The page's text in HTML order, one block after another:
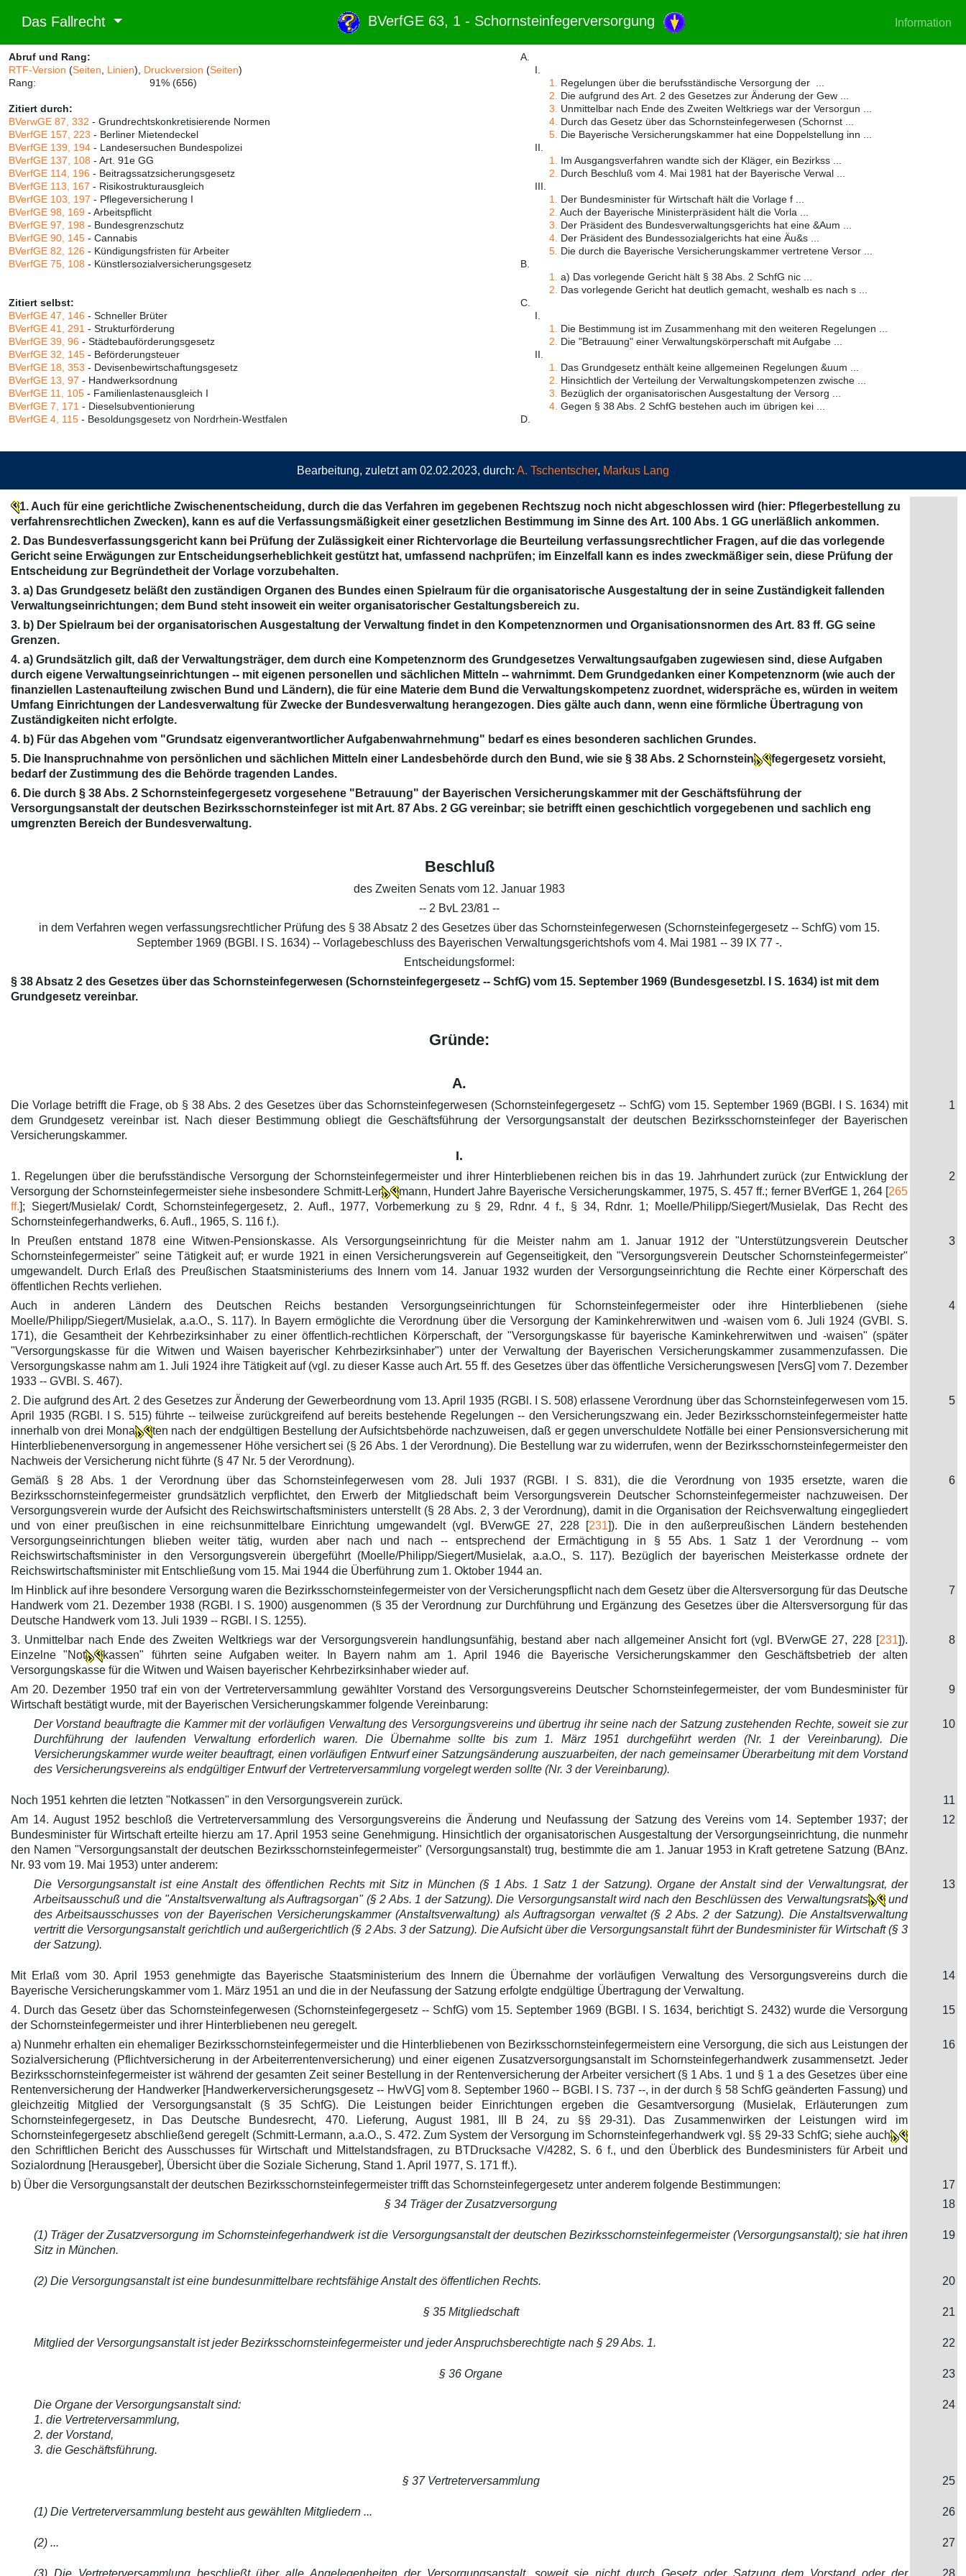
Das Fallrecht BVerfGE 63, 1 - Schornsteinfegerversorgung Information
Abruf und Rang:
RTF-Version (Seiten Linien), Druckversion (Seiten)
Rang:
91% (656)
Zitiert durch:
BVerwGE 87, 332 - Grundrechtskonkretisierende Normen
BVerfGE 157, 223 - Berliner Mietendeckel
BVerfGE 139, 194 - Landesersuchen Bundespolizei
BVerfGE 137, 108 - Art. 91e GG
BVerfGE 114, 196 - Beitragssatzsicherungsgesetz
BVerfGE 113, 167 - Risikostrukturausgleich
BVerfGE 103, 197 - Pflegeversicherung I
BVerfGE 98, 169 - Arbeitspflicht
BVerfGE 97, 198 - Bundesgrenzschutz
BVerfGE 90, 145 - Cannabis
BVerfGE 82, 126 - Kündigungsfristen für Arbeiter
BVerfGE 75, 108 - Künstlersozialversicherungsgesetz
Zitiert selbst:
BVerfGE 47, 146 - Schneller Brüter
BVerfGE 41, 291 - Strukturförderung
BVerfGE 39, 96 - Städtebauförderungsgesetz
BVerfGE 32, 145 - Beförderungsteuer
BVerfGE 18, 353 - Devisenbewirtschaftungsgesetz
BVerfGE 13, 97 - Handwerksordnung
BVerfGE 11, 105 - Familienlastenausgleich I
BVerfGE 7, 171 - Dieselsubventionierung
BVerfGE 4, 115 - Besoldungsgesetz von Nordrhein-Westfalen
A.
I.
1.
Regelungen über die berufsständische Versorgung der ...
2.
Die aufgrund des Art. 2 des Gesetzes zur Änderung der Gew ...
3.
Unmittelbar nach Ende des Zweiten Weltkriegs war der Versorgun ...
4. Durch das Gesetz über das Schornsteinfegerwesen (Schornst ...
5. Die Bayerische Versicherungskammer hat eine Doppelstellung inn ...
II.
1.
Im Ausgangsverfahren wandte sich der Kläger, ein Bezirkss ...
2.
Durch Beschluß vom 4. Mai 1981 hat der Bayerische Verwal ...
III.
1.
Der Bundesminister für Wirtschaft hält die Vorlage f ...
2. Auch der Bayerische Ministerpräsident hält die Vorla ...
3.
Der Präsident des Bundesverwaltungsgerichts hat eine &Aum ...
4. Der Präsident des Bundessozialgerichts hat eine Äu&s ...
5. Die durch die Bayerische Versicherungskammer vertretene Versor ...
B.
1.
a) Das vorlegende Gericht hält § 38 Abs. 2 SchfG nic ...
2.
Das vorlegende Gericht hat deutlich gemacht, weshalb es nach s ...
C.
I.
1.
Die Bestimmung ist im Zusammenhang mit den weiteren Regelungen ...
2.
Die "Betrauung" einer Verwaltungskörperschaft mit Aufgabe ...
II.
1.
Das Grundgesetz enthält keine allgemeinen Regelungen &uum ...
2.
Hinsichtlich der Verteilung der Verwaltungskompetenzen zwische ...
3.
Bezüglich der organisatorischen Ausgestaltung der Versorg ...
4. Gegen § 38 Abs. 2 SchfG bestehen auch im übrigen kei ...
D.
Bearbeitung, zuletzt am 02.02.2023, durch: A. Tschentscher, Markus Lang
1. Auch für eine gerichtliche Zwischenentscheidung, durch die das Verfahren im gegebenen Rechtszug noch nicht abgeschlossen wird (hier: Pflegerbestellung zu
verfahrensrechtlichen Zwecken), kann es auf die Verfassungsmäßigkeit einer gesetzlichen Bestimmung im Sinne des Art. 100 Abs. 1 GG unerläßlich ankommen.
2. Das Bundesverfassungsgericht kann bei Prüfung der Zulässigkeit einer Richtervorlage die Beurteilung verfassungsrechtlicher Fragen, auf die das vorlegende
Gericht seine Erwägungen zur Entscheidungserheblichkeit gestützt hat, umfassend nachprüfen; im Einzelfall kann es indes zweckmäßiger sein, diese Prüfung der
Entscheidung zur Begründetheit der Vorlage vorzubehalten.
3. a) Das Grundgesetz beläßt den zuständigen Organen des Bundes einen Spielraum für die organisatorische Ausgestaltung der in seine Zuständigkeit fallenden
Verwaltungseinrichtungen; dem Bund steht insoweit ein weiter organisatorischer Gestaltungsbereich zu.
3. b) Der Spielraum bei der organisatorischen Ausgestaltung der Verwaltung findet in den Kompetenznormen und Organisationsnormen des Art. 83 ff. GG seine
Grenzen.
4. a) Grundsätzlich gilt, daß der Verwaltungsträger, dem durch eine Kompetenznorm des Grundgesetzes Verwaltungsaufgaben zugewiesen sind, diese Aufgaben
durch eigene Verwaltungseinrichtungen -- mit eigenen personellen und sächlichen Mitteln -- wahrnimmt. Dem Grundgedanken einer Kompetenznorm (wie auch der
finanziellen Lastenaufteilung zwischen Bund und Ländern), die für eine Materie dem Bund die Verwaltungskompetenz zuordnet, widerspräche es, würden in weitem
Umfang Einrichtungen der Landesverwaltung für Zwecke der Bundesverwaltung herangezogen. Dies gälte auch dann, wenn eine förmliche Übertragung von
Zuständigkeiten nicht erfolgte.
4. b) Für das Abgehen vom "Grundsatz eigenverantwortlicher Aufgabenwahrnehmung" bedarf es eines besonderen sachlichen Grundes.
5. Die Inanspruchnahme von persönlichen und sächlichen Mitteln einer Landesbehörde durch den Bund, wie sie § 38 Abs. 2 Schornstein
fegergesetz vorsieht,
bedarf der Zustimmung des die Behörde tragenden Landes.
6. Die durch § 38 Abs. 2 Schornsteinfegergesetz vorgesehene "Betrauung" der Bayerischen Versicherungskammer mit der Geschäftsführung der
Versorgungsanstalt der deutschen Bezirksschornsteinfeger ist mit Art. 87 Abs. 2 GG vereinbar; sie betrifft einen geschichtlich vorgegebenen und sachlich eng
umgrenzten Bereich der Bundesverwaltung.
Beschluß
des Zweiten Senats vom 12. Januar 1983
-- 2 BvL 23/81 --
in dem Verfahren wegen verfassungsrechtlicher Prüfung des § 38 Absatz 2 des Gesetzes über das Schornsteinfegerwesen (Schornsteinfegergesetz -- SchfG) vom 15.
September 1969 (BGBl. I S. 1634) -- Vorlagebeschluss des Bayerischen Verwaltungsgerichtshofs vom 4. Mai 1981 -- 39 IX 77 -.
Entscheidungsformel:
§ 38 Absatz 2 des Gesetzes über das Schornsteinfegerwesen (Schornsteinfegergesetz -- SchfG) vom 15. September 1969 (Bundesgesetzbl. I S. 1634) ist mit dem
Grundgesetz vereinbar.
Gründe:
A.
Die Vorlage betrifft die Frage, ob § 38 Abs. 2 des Gesetzes über das Schornsteinfegerwesen (Schornsteinfegergesetz -- SchfG) vom 15. September 1969 (BGBl. I S. 1634) mit
dem Grundgesetz vereinbar ist. Nach dieser Bestimmung obliegt die Geschäftsführung der Versorgungsanstalt der deutschen Bezirksschornsteinfeger der Bayerischen
Versicherungskammer.
1
I.
1. Regelungen über die berufsständische Versorgung der Schornsteinfegermeister und ihrer Hinterbliebenen reichen bis in das 19. Jahrhundert zurück (zur Entwicklung der
Versorgung der Schornsteinfegermeister siehe insbesondere Schmitt-Ler
mann, Hundert Jahre Bayerische Versicherungskammer, 1975, S. 457 ff.; ferner BVerfGE 1, 264 [265
ff.]; Siegert/Musielak/ Cordt, Schornsteinfegergesetz, 2. Aufl., 1977, Vorbemerkung zu § 29, Rdnr. 4 f., § 34, Rdnr. 1; Moelle/Philipp/Siegert/Musielak, Das Recht des
Schornsteinfegerhandwerks, 6. Aufl., 1965, S. 116 f.).
2
In Preußen entstand 1878 eine Witwen-Pensionskasse. Als Versorgungseinrichtung für die Meister nahm am 1. Januar 1912 der "Unterstützungsverein Deutscher
Schornsteinfegermeister" seine Tätigkeit auf; er wurde 1921 in einen Versicherungsverein auf Gegenseitigkeit, den "Versorgungsverein Deutscher Schornsteinfegermeister"
umgewandelt. Durch Erlaß des Preußischen Staatsministeriums des Innern vom 14. Januar 1932 wurden der Versorgungseinrichtung die Rechte einer Körperschaft des
öffentlichen Rechts verliehen.
3
Auch in anderen Ländern des Deutschen Reichs bestanden Versorgungseinrichtungen für Schornsteinfegermeister oder ihre Hinterbliebenen (siehe
Moelle/Philipp/Siegert/Musielak, a.a.O., S. 117). In Bayern ermöglichte die Verordnung über die Versorgung der Kaminkehrerwitwen und -waisen vom 6. Juli 1924 (GVBl. S.
171), die Gesamtheit der Kehrbezirksinhaber zu einer öffentlich-rechtlichen Körperschaft, der "Versorgungskasse für bayerische Kaminkehrerwitwen und -waisen" (später
"Versorgungskasse für die Witwen und Waisen bayerischer Kehrbezirksinhaber") unter der Verwaltung der Bayerischen Versicherungskammer zusammenzufassen. Die
Versorgungskasse nahm am 1. Juli 1924 ihre Tätigkeit auf (vgl. zu dieser Kasse auch Art. 55 ff. des Gesetzes über das öffentliche Versicherungswesen [VersG] vom 7. Dezember
1933 -- GVBl. S. 467).
4
2. Die aufgrund des Art. 2 des Gesetzes zur Änderung der Gewerbeordnung vom 13. April 1935 (RGBl. I S. 508) erlassene Verordnung über das Schornsteinfegerwesen vom 15.
April 1935 (RGBl. I S. 515) führte -- teilweise zurückgreifend auf bereits bestehende Regelungen -- den Versicherungszwang ein. Jeder Bezirksschornsteinfegermeister hatte
innerhalb von drei Mona
ten nach der endgültigen Bestellung der Aufsichtsbehörde nachzuweisen, daß er gegen unverschuldete Notfälle bei einer Pensionsversicherung mit
Hinterbliebenenversorgung in angemessener Höhe versichert sei (§ 26 Abs. 1 der Verordnung). Die Bestellung war zu widerrufen, wenn der Bezirksschornsteinfegermeister den
Nachweis der Versicherung nicht führte (§ 47 Nr. 5 der Verordnung).
5
Gemäß § 28 Abs. 1 der Verordnung über das Schornsteinfegerwesen vom 28. Juli 1937 (RGBl. I S. 831), die die Verordnung von 1935 ersetzte, waren die
Bezirksschornsteinfegermeister grundsätzlich verpflichtet, den Erwerb der Mitgliedschaft beim Versorgungsverein Deutscher Schornsteinfegermeister nachzuweisen. Der
Versorgungsverein wurde der Aufsicht des Reichswirtschaftsministers unterstellt (§ 28 Abs. 2, 3 der Verordnung), damit in die Organisation der Reichsverwaltung eingegliedert
und von einer preußischen in eine reichsunmittelbare Einrichtung umgewandelt (vgl. BVerwGE 27, 228 [231]). Die in den außerpreußischen Ländern bestehenden
Versorgungseinrichtungen blieben weiter tätig, wurden aber nach und nach -- entsprechend der Ermächtigung in § 55 Abs. 1 Satz 1 der Verordnung -- vom
Reichswirtschaftsminister in den Versorgungsverein übergeführt (Moelle/Philipp/Siegert/Musielak, a.a.O., S. 117). Bezüglich der bayerischen Meisterkasse ordnete der
Reichswirtschaftsminister mit Entschließung vom 15. Mai 1944 die Überführung zum 1. Oktober 1944 an.
6
Im Hinblick auf ihre besondere Versorgung waren die Bezirksschornsteinfegermeister von der Versicherungspflicht nach dem Gesetz über die Altersversorgung für das Deutsche
Handwerk vom 21. Dezember 1938 (RGBl. I S. 1900) ausgenommen (§ 35 der Verordnung zur Durchführung und Ergänzung des Gesetzes über die Altersversorgung für das
Deutsche Handwerk vom 13. Juli 1939 -- RGBl. I S. 1255).
7
3. Unmittelbar nach Ende des Zweiten Weltkriegs war der Versorgungsverein handlungsunfähig, bestand aber nach allgemeiner Ansicht fort (vgl. BVerwGE 27, 228 [231]).
Einzelne "Not
kassen" führten seine Aufgaben weiter. In Bayern nahm am 1. April 1946 die Bayerische Versicherungskammer den Geschäftsbetrieb der alten
Versorgungskasse für die Witwen und Waisen bayerischer Kehrbezirksinhaber wieder auf.
8
Am 20. Dezember 1950 traf ein von der Vertreterversammlung gewählter Vorstand des Versorgungsvereins Deutscher Schornsteinfegermeister, der vom Bundesminister für
Wirtschaft bestätigt wurde, mit der Bayerischen Versicherungskammer folgende Vereinbarung:
9
Der Vorstand beauftragte die Kammer mit der vorläufigen Verwaltung des Versorgungsvereins und übertrug ihr seine nach der Satzung zustehenden Rechte, soweit sie zur
Durchführung der laufenden Verwaltung erforderlich waren. Die Übernahme sollte bis zum 1. März 1951 durchgeführt werden (Nr. 1 der Vereinbarung). Die
Versicherungskammer wurde weiter beauftragt, einen vorläufigen Entwurf einer Satzungsänderung auszuarbeiten, der nach gemeinsamer Überarbeitung mit dem Vorstand
des Versicherungsvereins als endgültiger Entwurf der Vertreterversammlung vorgelegt werden sollte (Nr. 3 der Vereinbarung).
10
Noch 1951 kehrten die letzten "Notkassen" in den Versorgungsverein zurück.
11
Am 14. August 1952 beschloß die Vertreterversammlung des Versorgungsvereins die Änderung und Neufassung der Satzung des Vereins vom 14. September 1937; der
Bundesminister für Wirtschaft erteilte hierzu am 17. April 1953 seine Genehmigung. Hinsichtlich der organisatorischen Ausgestaltung der Versorgungseinrichtung, die nunmehr
den Namen "Versorgungsanstalt der deutschen Bezirksschornsteinfegermeister" (Versorgungsanstalt) trug, bestimmte die am 1. Januar 1953 in Kraft getretene Satzung (BAnz.
Nr. 93 vom 19. Mai 1953) unter anderem:
12
Die Versorgungsanstalt ist eine Anstalt des öffentlichen Rechts mit Sitz in München (§ 1 Abs. 1 Satz 1 der Satzung). Organe der Anstalt sind der Verwaltungsrat, der
Arbeitsausschuß und die "Anstaltsverwaltung als Auftragsorgan" (§ 2 Abs. 1 der Satzung). Die Versorgungsanstalt wird nach den Beschlüssen des Verwaltungsrats
und
des Arbeitsausschusses von der Bayerischen Versicherungskammer (Anstaltsverwaltung) als Auftragsorgan verwaltet (§ 2 Abs. 2 der Satzung). Die Anstaltsverwaltung
vertritt die Versorgungsanstalt gerichtlich und außergerichtlich (§ 2 Abs. 3 der Satzung). Die Aufsicht über die Versorgungsanstalt führt der Bundesminister für Wirtschaft (§ 3
der Satzung).
13
Mit Erlaß vom 30. April 1953 genehmigte das Bayerische Staatsministerium des Innern die Übernahme der vorläufigen Verwaltung des Versorgungsvereins durch die
Bayerische Versicherungskammer vom 1. März 1951 an und die in der Neufassung der Satzung erfolgte endgültige Übertragung der Verwaltung.
14
4. Durch das Gesetz über das Schornsteinfegerwesen (Schornsteinfegergesetz -- SchfG) vom 15. September 1969 (BGBl. I S. 1634, berichtigt S. 2432) wurde die Versorgung
der Schornsteinfegermeister und ihrer Hinterbliebenen neu geregelt.
15
a) Nunmehr erhalten ein ehemaliger Bezirksschornsteinfegermeister und die Hinterbliebenen von Bezirksschornsteinfegermeistern eine Versorgung, die sich aus Leistungen der
Sozialversicherung (Pflichtversicherung in der Arbeiterrentenversicherung) und einer eigenen Zusatzversorgungsanstalt im Schornsteinfegerhandwerk zusammensetzt. Jeder
Bezirksschornsteinfegermeister ist während der gesamten Zeit seiner Bestellung in der Rentenversicherung der Arbeiter versichert (§ 1 Abs. 1 und § 1 a des Gesetzes über eine
Rentenversicherung der Handwerker [Handwerkerversicherungsgesetz -- HwVG] vom 8. September 1960 -- BGBl. I S. 737 --, in der durch § 58 SchfG geänderten Fassung) und
gleichzeitig Mitglied der Versorgungsanstalt (§ 35 SchfG). Die Leistungen beider Einrichtungen ergeben die Gesamtversorgung (Musielak, Erläuterungen zum
Schornsteinfegergesetz, in Das Deutsche Bundesrecht, 470. Lieferung, August 1981, III B 24, zu §§ 29-31). Das Zusammenwirken der Leistungen wird im
Schornsteinfegergesetz abschließend geregelt (Schmitt-Lermann, a.a.O., S. 472. Zum System der Versorgung im Schornsteinfegerhandwerk vgl. §§ 29-33 SchfG; siehe auch
den Schriftlichen Bericht des Ausschusses für Wirtschaft und Mittelstandsfragen, zu BTDrucksache V/4282, S. 6 f., und den Überblick des Bundesministers für Arbeit und
Sozialordnung [Herausgeber], Übersicht über die Soziale Sicherung, Stand 1. April 1977, S. 171 ff.).
16
b) Über die Versorgungsanstalt der deutschen Bezirksschornsteinfegermeister trifft das Schornsteinfegergesetz unter anderem folgende Bestimmungen:
17
§ 34 Träger der Zusatzversorgung
18
(1) Träger der Zusatzversorgung im Schornsteinfegerhandwerk ist die Versorgungsanstalt der deutschen Bezirksschornsteinfegermeister (Versorgungsanstalt); sie hat ihren
Sitz in München.
19
(2) Die Versorgungsanstalt ist eine bundesunmittelbare rechtsfähige Anstalt des öffentlichen Rechts. 20
§ 35 Mitgliedschaft 21
Mitglied der Versorgungsanstalt ist jeder Bezirksschornsteinfegermeister und jeder Anspruchsberechtigte nach § 29 Abs. 1. 22
§ 36 Organe 23
Die Organe der Versorgungsanstalt sind:
1. die Vertreterversammlung,
2. der Vorstand,
3. die Geschäftsführung.
24
§ 37 Vertreterversammlung 25
(1) Die Vertreterversammlung besteht aus gewählten Mitgliedern ... 26
(2) ... 27
(3) Die Vertreterversammlung beschließt über alle Angelegenheiten der Versorgungsanstalt, soweit sie nicht durch Gesetz oder Satzung dem Vorstand oder der 28